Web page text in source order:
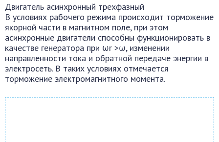
Двигатель асинхронный трехфазный
В условиях рабочего режима происходит торможение
якорной части в магнитном поле, при этом
асинхронные двигатели способны функционировать в
качестве генератора при ωr >ω, изменении
направленности тока и обратной передаче энергии в
электросеть. В таких условиях отмечается
торможение электромагнитного момента.